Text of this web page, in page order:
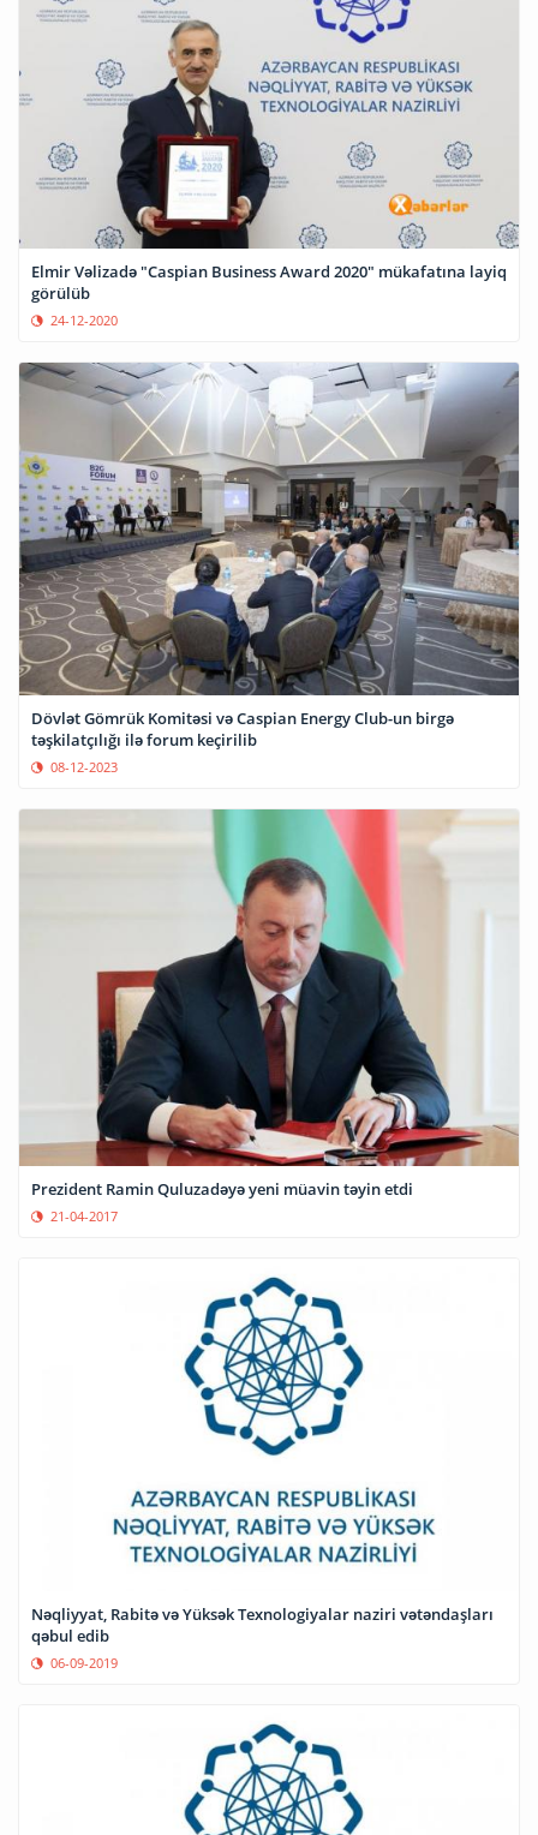
Elmir Vəlizadə "Caspian Business Award 2020" mükafatına layiq
görülüb
24-12-2020
Dövlət Gömrük Komitəsi və Caspian Energy Club-un birgə
təşkilatçılığı ilə forum keçirilib
08-12-2023
Prezident Ramin Quluzadəyə yeni müavin təyin etdi
21-04-2017
Nəqliyyat, Rabitə və Yüksək Texnologiyalar naziri vətəndaşları
qəbul edib
06-09-2019